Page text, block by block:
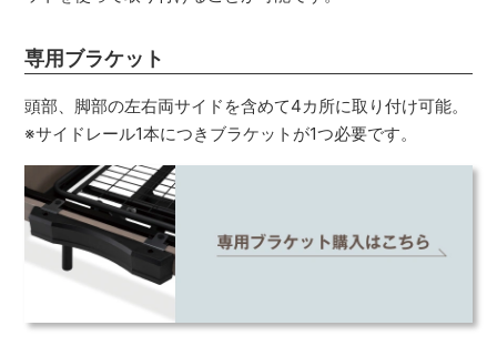
専用ブラケット
頭部、脚部の左右両サイドを含めて4カ所に取り付け可能。
※サイドレール1本につきブラケットが1つ必要です。